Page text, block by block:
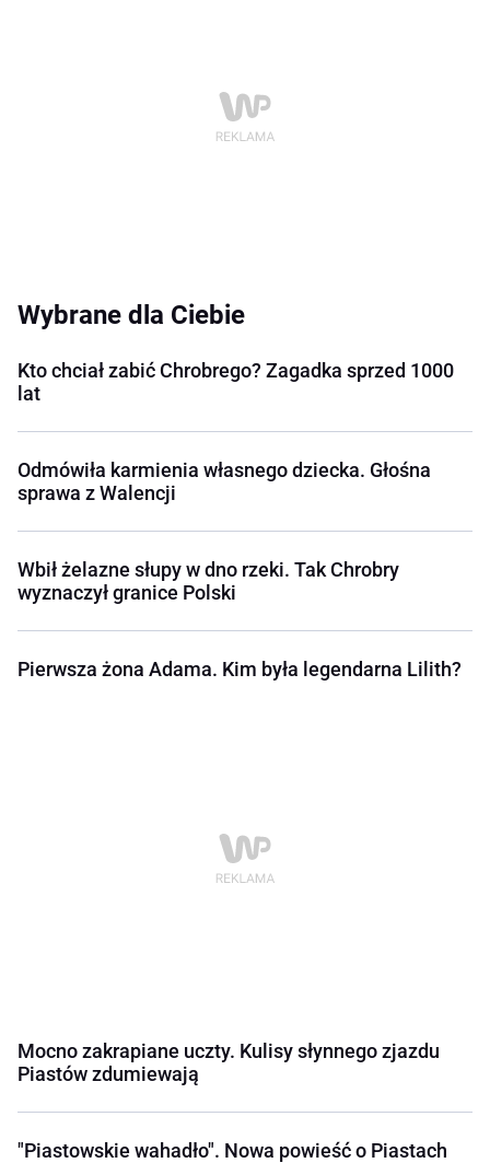
Wybrane dla Ciebie
Kto chciał zabić Chrobrego? Zagadka sprzed 1000
lat
Odmówiła karmienia własnego dziecka. Głośna
sprawa z Walencji
Wbił żelazne słupy w dno rzeki. Tak Chrobry
wyznaczył granice Polski
Pierwsza żona Adama. Kim była legendarna Lilith?
Mocno zakrapiane uczty. Kulisy słynnego zjazdu
Piastów zdumiewają
"Piastowskie wahadło". Nowa powieść o Piastach